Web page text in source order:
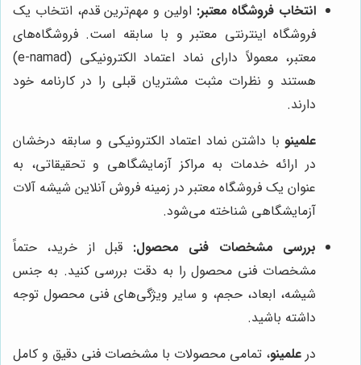
انتخاب فروشگاه معتبر: اولین و مهم‌ترین قدم، انتخاب یک
فروشگاه اینترنتی معتبر و با سابقه است. فروشگاه‌های
معتبر، معمولاً دارای نماد اعتماد الکترونیکی (e-namad)
هستند و نظرات مثبت مشتریان قبلی را در کارنامه خود
دارند.
علمینو با داشتن نماد اعتماد الکترونیکی و سابقه درخشان
در ارائه خدمات به مراکز آزمایشگاهی و تحقیقاتی، به
عنوان یک فروشگاه معتبر در زمینه فروش آنلاین شیشه آلات
آزمایشگاهی شناخته می‌شود.
بررسی مشخصات فنی محصول: قبل از خرید، حتماً
مشخصات فنی محصول را به دقت بررسی کنید. به جنس
شیشه، ابعاد، حجم، و سایر ویژگی‌های فنی محصول توجه
داشته باشید.
در علمینو، تمامی محصولات با مشخصات فنی دقیق و کامل